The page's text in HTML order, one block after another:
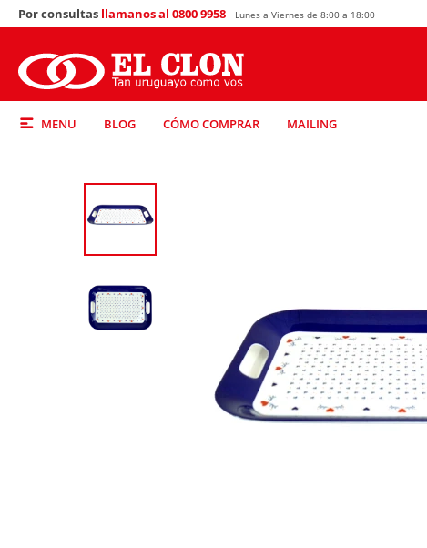
MENU BLOG CÓMO COMPRAR MAILING
Por consultas llamanos al 0800 9958 Lunes a Viernes de 8:00 a 18:00